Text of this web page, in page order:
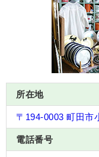
所在地
〒194-0003 町田市
電話番号